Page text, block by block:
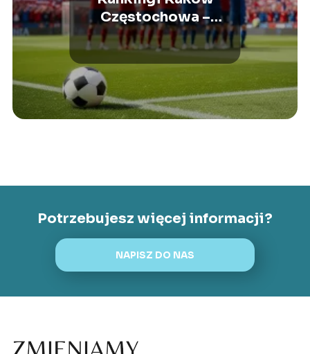
Częstochowa –
najlepsze sezony,
sukcesy
Potrzebujesz więcej informacji?
NAPISZ DO NAS